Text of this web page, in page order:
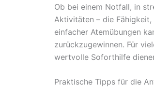
Ob bei einem Notfall, in
Aktivitäten – die
einfacher Atemübungen
zurückzugewinnen. Für
wertvolle Soforthilfe
Praktische Tipps für die